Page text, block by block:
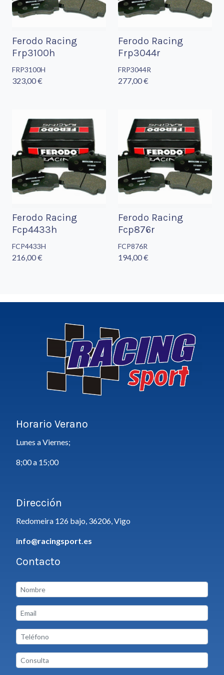
Ferodo Racing
Frp3100h
FRP3100H
323,00 €
Ferodo Racing
Frp3044r
FRP3044R
277,00 €
Ferodo Racing
Fcp4433h
FCP4433H
216,00 €
Ferodo Racing
Fcp876r
FCP876R
194,00 €
Horario Verano
Lunes a Viernes;
8;00 a 15;00
Dirección
Redomeira 126 bajo, 36206, Vigo
info@racingsport.es
Contacto